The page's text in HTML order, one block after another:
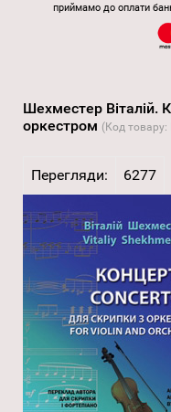
приймамо до оплати
Шехместер Віталій.
оркестром (Код товару:
Перегляди: 6277